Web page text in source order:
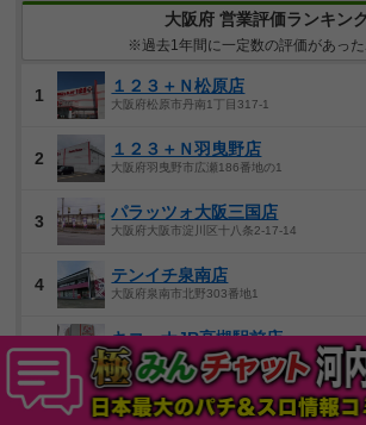
大阪府 営業評価ランキン
※過去1年間に一定数の評価があっ
1 １２３＋Ｎ松原店
大阪府松原市丹南1丁目317-1
2 １２３＋Ｎ羽曳野店
大阪府羽曳野市広瀬186番地の1
3 パラッツォ大阪三国店
大阪府大阪市淀川区十八条2-17-14
4 テンイチ泉南店
大阪府泉南市北野303番地1
5 キコーナJR高槻駅前店
大阪府高槻市白梅町1-5
6 マルハン布施店
大阪府東大阪市長堂3丁目24-20